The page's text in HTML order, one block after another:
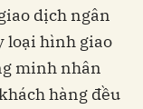
dịch ngân
loại hình giao
minh nhân
hàng đều